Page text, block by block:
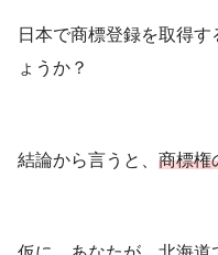
日本で商標登録を取得
ょうか？
結論から言うと、 商標権